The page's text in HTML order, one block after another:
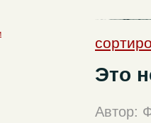
Это
Автор: